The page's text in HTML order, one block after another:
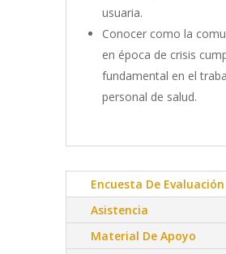
usuaria.
Conocer como la
en época de crisis
fundamental en el
personal de salud.
Encuesta De Evaluación
Asistencia
Material De Apoyo